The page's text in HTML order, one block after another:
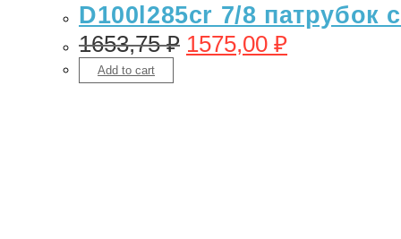
D100l285cr 7/8 патрубок
1653,75₽ 1575,00 ₽
Add to cart